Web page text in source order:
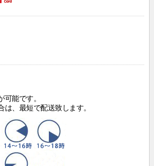
可能です。
は、最短で配送致します。